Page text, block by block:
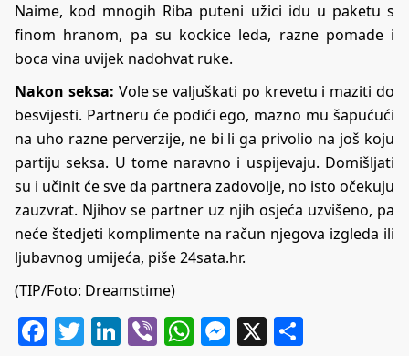
Naime, kod mnogih Riba puteni užici idu u paketu s
finom hranom, pa su kockice leda, razne pomade i
boca vina uvijek nadohvat ruke.
Nakon seksa: Vole se valjuškati po krevetu i maziti do
besvijesti. Partneru će podići ego, mazno mu šapućući
na uho razne perverzije, ne bi li ga privolio na još koju
partiju seksa. U tome naravno i uspijevaju. Domišljati
su i učinit će sve da partnera zadovolje, no isto očekuju
zauzvrat. Njihov se partner uz njih osjeća uzvišeno, pa
neće štedjeti komplimente na račun njegova izgleda ili
ljubavnog umijeća, piše24sata.hr.
(TIP/Foto: Dreamstime)
Facebook
Twitter
LinkedIn
ViberWhatsApp
Messenger
X